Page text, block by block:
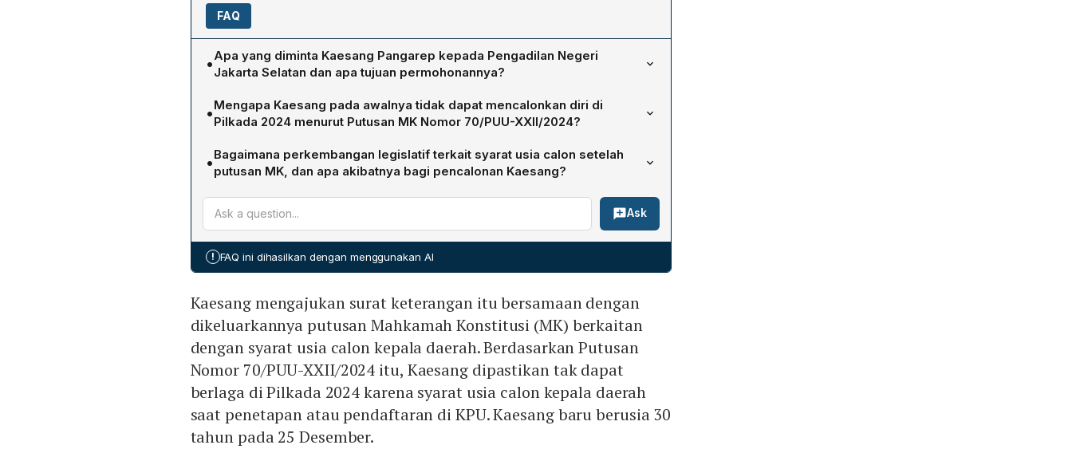
FAQ
•Apa yang diminta Kaesang Pangarep kepada Pengadilan Negeri
Jakarta Selatan dan apa tujuan permohonannya?
Kaesang mengajukan permohonan agar Pengadilan Negeri Jakarta Selatan
mengeluarkan surat keterangan tidak pernah dipidana, tidak sedang dicabut hak
pilih, dan tidak memiliki tanggungan utang pribadi atau badan hukum. Surat tersebut
diperlukan untuk mencalonkan diri sebagai calon wakil gubernur pada Pilkada Jawa
Tengah 2024.
•Mengapa Kaesang pada awalnya tidak dapat mencalonkan diri di
Pilkada 2024 menurut Putusan MK Nomor 70/PUU-XXII/2024?
Putusan MK menegaskan bahwa syarat usia calon kepala daerah dihitung pada saat
penetapan atau pendaftaran di KPU. Kaesang baru berusia 30 tahun pada 25
Desember 2024, sehingga belum memenuhi batas usia minimal yang berlaku pada
saat pendaftaran, menjadikannya tidak memenuhi syarat untuk berlaga pada Pilkada
2024.
•Bagaimana perkembangan legislatif terkait syarat usia calon setelah
putusan MK, dan apa akibatnya bagi pencalonan Kaesang?
Badan Legislasi DPR sempat mengusulkan revisi UU Pilkada yang mengacu pada
Putusan MA Nomor 24 P/HUM/2024, menghitung usia calon dari saat pelantikan.
Namun, setelah demonstrasi besar menentang langkah itu, DPR membatalkan
Kaesang tidak dapat mencalonkan diri di Pilgub Jawa Tengah.
Ask
! FAQ ini dihasilkan dengan menggunakan AI
Kaesang mengajukan surat keterangan itu bersamaan dengan
dikeluarkannya putusan Mahkamah Konstitusi (MK) berkaitan
dengan syarat usia calon kepala daerah. Berdasarkan Putusan
Nomor 70/PUU-XXII/2024 itu, Kaesang dipastikan tak dapat
berlaga di Pilkada 2024 karena syarat usia calon kepala daerah
saat penetapan atau pendaftaran di KPU. Kaesang baru berusia 30
tahun pada 25 Desember.